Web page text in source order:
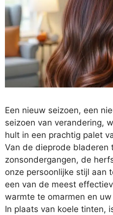
Een nieuw seizoen, een
seizoen van verandering,
hult in een prachtig palet
Van de dieprode bladeren
zonsondergangen, de
onze persoonlijke stijl aan
een van de meest
warmte te omarmen en
In plaats van koele tinten,